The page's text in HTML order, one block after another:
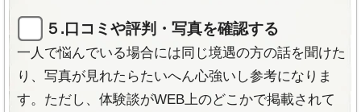
新常識の脱毛法「
SHR脱毛」に加えて「IPL脱
毛」にも対応。
エレクトロポレーションやスーパージェルを取
り入れた方法でうれしい美容効果もプラス。
で卒業。
衛生管理の徹底。マスク着用や手洗いの徹底で
常に清潔。
乗り換え割・ペア割で
10％オフ。
５.口コミや評判・写真を確認する
一人で悩んでいる場合には同じ境遇の方の話を聞けた
り、写真が見れたらたいへん心強いし参考になりま
す。ただし、体験談がWEB上のどこかで掲載されて